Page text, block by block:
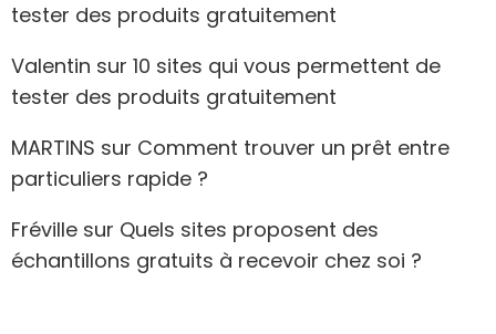
tester des produits gratuitement
Valentin sur 10 sites qui vous permettent de
tester des produits gratuitement
MARTINS sur Comment trouver un prêt entre
particuliers rapide ?
Fréville sur Quels sites proposent des
échantillons gratuits à recevoir chez soi ?